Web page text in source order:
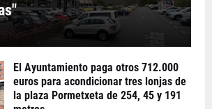
El Ayuntamiento paga otros 712.000
euros para acondicionar tres lonjas de
la plaza Pormetxeta de 254, 45 y 191